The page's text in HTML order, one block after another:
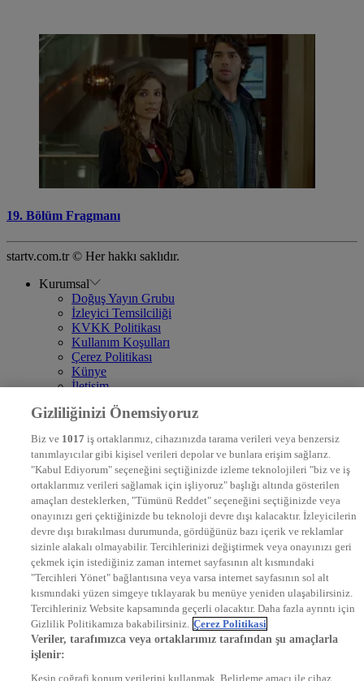
19. Bölüm Fragmanı
startv.com.tr © Her hakkı saklıdır.
Kurumsal
Doğuş Yayın Grubu
İzleyici Temsilciliği
KVKK Politikası
Kullanım Koşulları
Çerez Politikası
Künye
İletişim
DYG Televizyonlar
STAR
EURO STAR
KRAL POP TV
DYG Radyolar
NTV RADYO
KRAL FM
KRAL POP
EKSEN
VOYAGE
DYG Dijital
ntv.com.tr
ntvspor.net
secim.ntv.com.tr
startv.com.tr
kralmuzik.com.tr
Gizliliğinizi Önemsiyoruz
Biz ve 1017 iş ortaklarımız, cihazınızda tarama verileri veya benzersiz
tanımlayıcılar gibi kişisel verileri depolar ve bunlara erişim sağlarız.
"Kabul Ediyorum" seçeneğini seçtiğinizde izleme teknolojileri "biz ve iş
ortaklarımız verileri sağlamak için işliyoruz" başlığı altında gösterilen
amaçları desteklerken, "Tümünü Reddet" seçeneğini seçtiğinizde veya
onayınızı geri çektiğinizde bu teknoloji devre dışı kalacaktır. İzleyicilerin
devre dışı bırakılması durumunda, gördüğünüz bazı içerik ve reklamlar
sizinle alakalı olmayabilir. Tercihlerinizi değiştirmek veya onayınızı geri
çekmek için istediğiniz zaman internet sayfasının alt kısmındaki
"Tercihleri Yönet" bağlantısına veya varsa internet sayfasının sol alt
kısmındaki yüzen simgeye tıklayarak bu menüye yeniden ulaşabilirsiniz.
Tercihleriniz Website kapsamında geçerli olacaktır. Daha fazla ayrıntı için
Gizlilik Politikamıza bakabilirsiniz. Çerez Politikasi
Veriler, tarafımızca veya ortaklarımız tarafından şu amaçlarla
işlenir:
Kesin coğrafi konum verilerini kullanmak. Belirleme amacı ile cihaz